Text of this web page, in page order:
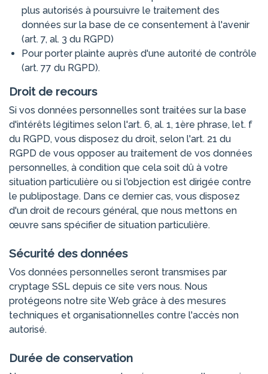
plus autorisés à poursuivre le traitement des
données sur la base de ce consentement à l'avenir
(art. 7, al. 3 du RGPD)
Pour porter plainte auprès d'une autorité de contrôle
(art. 77 du RGPD).
Droit de recours
Si vos données personnelles sont traitées sur la base
d'intérêts légitimes selon l'art. 6, al. 1, 1ère phrase, let. f
du RGPD, vous disposez du droit, selon l'art. 21 du
RGPD de vous opposer au traitement de vos données
personnelles, à condition que cela soit dû à votre
situation particulière ou si l'objection est dirigée contre
le publipostage. Dans ce dernier cas, vous disposez
d'un droit de recours général, que nous mettons en
œuvre sans spécifier de situation particulière.
Sécurité des données
Vos données personnelles seront transmises par
cryptage SSL depuis ce site vers nous. Nous
protégeons notre site Web grâce à des mesures
techniques et organisationnelles contre l'accès non
autorisé.
Durée de conservation